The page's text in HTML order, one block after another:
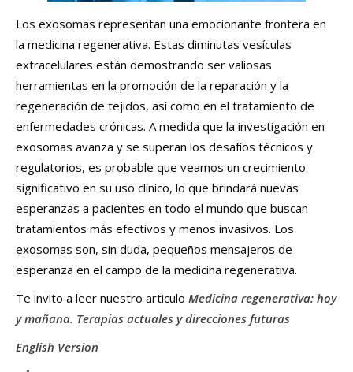
Los exosomas representan una emocionante frontera en
la medicina regenerativa. Estas diminutas vesículas
extracelulares están demostrando ser valiosas
herramientas en la promoción de la reparación y la
regeneración de tejidos, así como en el tratamiento de
enfermedades crónicas. A medida que la investigación en
exosomas avanza y se superan los desafíos técnicos y
regulatorios, es probable que veamos un crecimiento
significativo en su uso clínico, lo que brindará nuevas
esperanzas a pacientes en todo el mundo que buscan
tratamientos más efectivos y menos invasivos. Los
exosomas son, sin duda, pequeños mensajeros de
esperanza en el campo de la medicina regenerativa.
Te invito a leer nuestro articulo Medicina regenerativa: hoy
y mañana. Terapias actuales y direcciones futuras
English Version